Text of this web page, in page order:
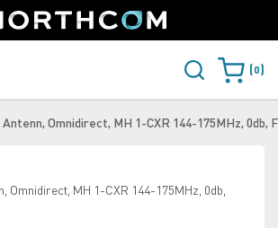
Sweden
Varukorgen
0
Omnidirect, MH 1-CXR 144-175MHz, 0db,